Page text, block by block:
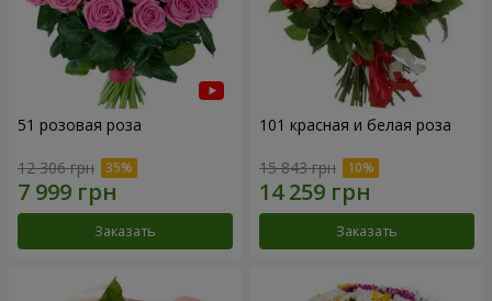
51 розовая роза
12 306 грн
Заказать
101 красная и белая роза
15 843 грн
Заказать